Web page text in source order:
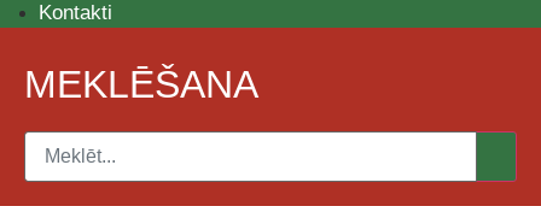
Kontakti
MEKLĒŠANA